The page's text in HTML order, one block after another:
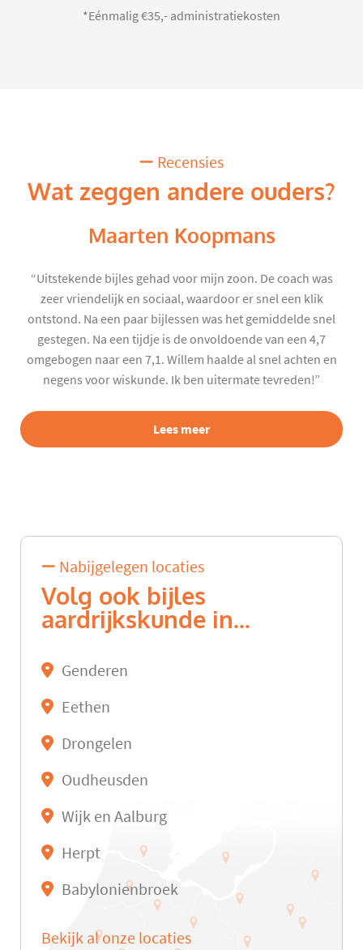
*Eénmalig €35,- administratiekosten
Recensies
Wat zeggen andere ouders?
Maarten Koopmans
“Uitstekende bijles gehad voor mijn zoon. De coach was
zeer vriendelijk en sociaal, waardoor er snel een klik
ontstond. Na een paar bijlessen was het gemiddelde snel
gestegen. Na een tijdje is de onvoldoende van een 4,7
omgebogen naar een 7,1. Willem haalde al snel achten en
negens voor wiskunde. Ik ben uitermate tevreden!”
Lees meer
Nabijgelegen locaties
Volg ook bijles
aardrijkskunde in...
Genderen
Eethen
Drongelen
Oudheusden
Wijk en Aalburg
Herpt
Babylonienbroek
Bekijk al onze locaties